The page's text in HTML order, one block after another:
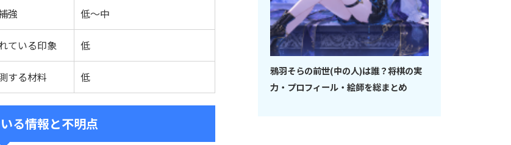
強 低〜中
ている印象 低
する材料 低
る情報と不明点
鴉羽そらの前世(中の人)は誰？将棋の実
力・プロフィール・絵師を総まとめ